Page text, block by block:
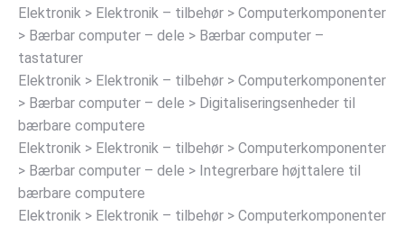
Elektronik > Elektronik – tilbehør > Computerkomponenter
> Bærbar computer – dele > Bærbar computer –
tastaturer
Elektronik > Elektronik – tilbehør > Computerkomponenter
> Bærbar computer – dele > Digitaliseringsenheder til
bærbare computere
Elektronik > Elektronik – tilbehør > Computerkomponenter
> Bærbar computer – dele > Integrerbare højttalere til
bærbare computere
Elektronik > Elektronik – tilbehør > Computerkomponenter